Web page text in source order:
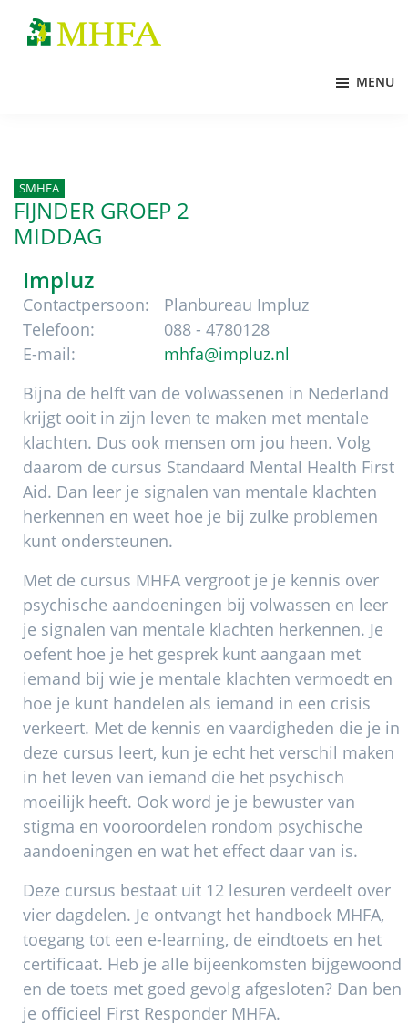
naar
naar
naar
MENU
SMHFA
FIJNDER GROEP 2
MIDDAG
Impluz
Contactpersoon:
Planbureau Impluz
Telefoon:
088 - 4780128
E-mail:
mhfa@impluz.nl
Bijna de helft van de volwassenen in Nederland
krijgt ooit in zijn leven te maken met mentale
klachten. Dus ook mensen om jou heen. Volg
daarom de cursus Standaard Mental Health First
Aid. Dan leer je signalen van mentale klachten
herkennen en weet hoe je bij zulke problemen
kunt ondersteunen.
Met de cursus MHFA vergroot je je kennis over
psychische aandoeningen bij volwassen en leer
je signalen van mentale klachten herkennen. Je
oefent hoe je het gesprek kunt aangaan met
iemand bij wie je mentale klachten vermoedt en
hoe je kunt handelen als iemand in een crisis
verkeert. Met de kennis en vaardigheden die je in
deze cursus leert, kun je echt het verschil maken
in het leven van iemand die het psychisch
moeilijk heeft. Ook word je je bewuster van
stigma en vooroordelen rondom psychische
aandoeningen en wat het effect daar van is.
Deze cursus bestaat uit 12 lesuren verdeelt over
vier dagdelen. Je ontvangt het handboek MHFA,
toegang tot een e-learning, de eindtoets en het
certificaat. Heb je alle bijeenkomsten bijgewoond
en de toets met goed gevolg afgesloten? Dan ben
je officieel First Responder MHFA.